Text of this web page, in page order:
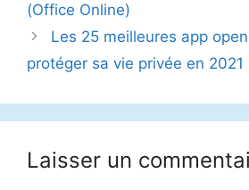
(Office Online)
Les 25 meilleures app
protéger sa vie privée en 2021
Laisser un